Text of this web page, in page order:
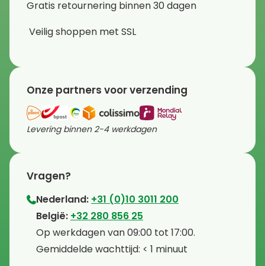
Gratis retournering binnen 30 dagen
Veilig shoppen met SSL
Onze partners voor verzending
Levering binnen 2-4 werkdagen
Vragen?
Nederland: +31 (0)10 3011 200
⁠België: +32 280 856 25
⁠⁠Op werkdagen van 09:00 tot 17:00.
⁠Gemiddelde wachttijd: < 1 minuut